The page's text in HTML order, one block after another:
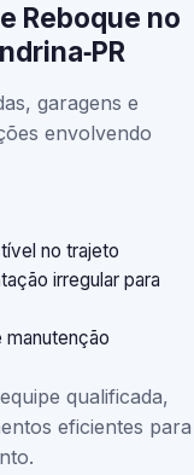
Reboque no
garagens e
envolvendo
no trajeto
irregular para
qualificada,
eficientes para